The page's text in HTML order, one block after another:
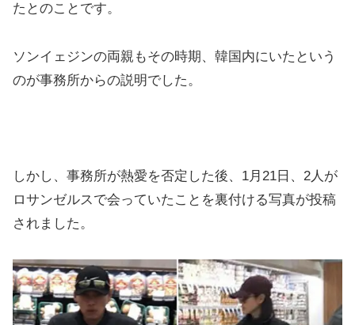
たとのことです。
ソンイェジンの両親もその時期、韓国内にいたという
のが事務所からの説明でした。
しかし、事務所が熱愛を否定した後、1月21日、2人が
ロサンゼルスで会っていたことを裏付ける写真が投稿
されました。